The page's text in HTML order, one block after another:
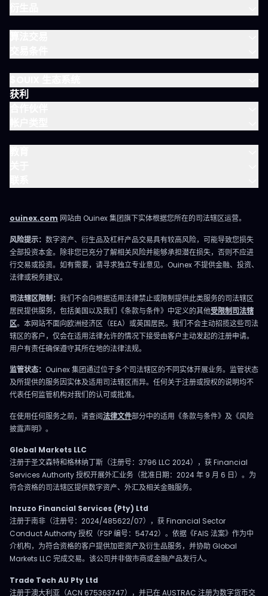
有你自己。这确实是一种结构性安全提升。 但钱包厂商往往不会谈
你需要承担的责任。自托管并非消除了风险，而是把风险从交易所
比特币总量的17%-23%，即数百万枚，因私钥遗失或助记词忘记而
永久无法找回，而不是因黑客攻击。交易所倒闭虽然有过程、有记
无法挽回。这正是自托管的关键权衡：失误风险一旦实现，就没有
回头路。 何时应该把资金留在交易所？ 如果自托管“风险全无”，没
转账都需要时间和网络手续费——对长线持有者无所谓，对追逐行情
能会高于一家合规经营的交易所带来的第三方风险。因此“是否自托
措施， 查看Ouinex如何保护托管资产。 非托管钱包如何运作？ 创
建非托管钱包时，设备会生成一组随机种子，再推导出12或24个助
记词单词，以及对应的一组私钥。助记词就是你的“总备份”：输入到
任一兼容钱包 即可找回钱包内全部私钥，这既是恢复机制，也是最
大风险点。热钱包将私钥储存在联网设备上，方便日常操作；冷钱
包则将其离线存储（最常见是硬件钱包），交易时多了一步操作，
却极大降低了远程被黑的风险。 如果你丢失了助记词会怎样？ 表面
（如设备遗失、重置、换新机）时，没有客服、无法验证身份、没
有找回流程可用。助记词就是唯一的恢复通道——如果它丢失、损
毁，或最初就未被妥善备份，与之相关的资产将永久失效，而不是
暂时锁定。这也是自托管数字资产最常见且最容易被忽略的“丢币”原
因，远高于黑客盗取。只要在创建钱包时同步牢固地离线备份，这
种风险完全可以预防。 如何选择非托管钱包？ 最优的非托管钱包主
要体现在三个方面：密钥是在联网设备（热）还是离线（冷）生成
和存储，助记词备份与恢复流程设计，以及实际支持哪些区块链和
资产。如果你持有的资产跨链分布，单一链钱包就无法满足需求。
大多数新手需要关注的核心不是“哪个钱包最好”，而是自己实际用币
的资产流动习惯。 实际使用频率才是筛选钱包的核心标准，这一点
常被忽略。每周进出币交易，冷钱包操作繁琐，频繁插拔硬件反而
义，暴露的联网风险却始终存在。 常见问题解答 Trust Wallet是非
托管钱包吗？ 是。Trust Wallet 会在用户本地设备生成并存储私
钥，官方从不掌控用户资产，因此天生就是非托管钱包。与所有非
托管钱包一样，这也意味着一旦用户丢失了自己的助记词，Trust
Wallet 官方也无法帮忙找回，因为私钥从未离开过用户。
Coinbase Wallet是非托管钱包吗？ 是，这一点很容易引起混淆，
因为Coinbase同样运营一个托管型交易所。Coinbase Wallet是
一个独立意义上的非托管产品，私钥完全由用户自行保管。它与
Coinbase交易所账户（托管）不是同一个概念，只是品牌名一致，
导致此问题反复被问及。 非托管钱包会被黑客攻击吗？ 在经过良好
安全审计的钱包中，软件被远程黑掉几率极低，黑客攻击更常见的
钱包连接、剪贴板木马篡改转账地址等。这些情况远比加密算法被
攻破更为普遍。 那17%-23%比特币丢失的估算也说明了：钱包的最
获利
ouinex.com 网站由 Ouinex 集团旗下实体根据您所在的司法辖区运营。
风险提示： 数字资产、衍生品及杠杆产品交易具有较高风险，可能导致您损失
全部投资本金。除非您已充分了解相关风险并能够承担潜在损失，否则不应进
行交易或投资。如有需要，请寻求独立专业意见。Ouinex 不提供金融、投资、
法律或税务建议。
司法辖区限制： 我们不会向根据适用法律禁止或限制提供此类服务的司法辖区
居民提供服务，包括美国以及我们《条款与条件》中定义的其他受限制司法辖
区。本网站不面向欧洲经济区（EEA）或英国居民。我们不会主动招揽这些司法
辖区的客户，仅会在适用法律允许的情况下接受由客户主动发起的注册申请。
用户有责任确保遵守其所在地的法律法规。
监管状态： Ouinex 集团通过位于多个司法辖区的不同实体开展业务。监管状态
及所提供的服务因实体及适用司法辖区而异。任何关于注册或授权的说明均不
代表任何监管机构对我们的认可或批准。
在使用任何服务之前，请查阅法律文件部分中的适用《条款与条件》及《风险
披露声明》。
Global Markets LLC
注册于圣文森特和格林纳丁斯（注册号：3796 LLC 2024），获 Financial
Services Authority 授权开展外汇业务（批准日期：2024 年 9 月 6 日）。为
符合资格的司法辖区提供数字资产、外汇及相关金融服务。
Inzuzo Financial Services (Pty) Ltd
注册于南非（注册号：2024/485622/07），获 Financial Sector
Conduct Authority 授权（FSP 编号：54742）。依据《FAIS 法案》作为中
介机构，为符合资格的客户提供加密资产及衍生品服务，并协助 Global
Markets LLC 完成交易。该公司并非做市商或金融产品发行人。
Trade Tech AU Pty Ltd
注册于澳大利亚（ACN 675363747），并已在 AUSTRAC 注册为数字货币交